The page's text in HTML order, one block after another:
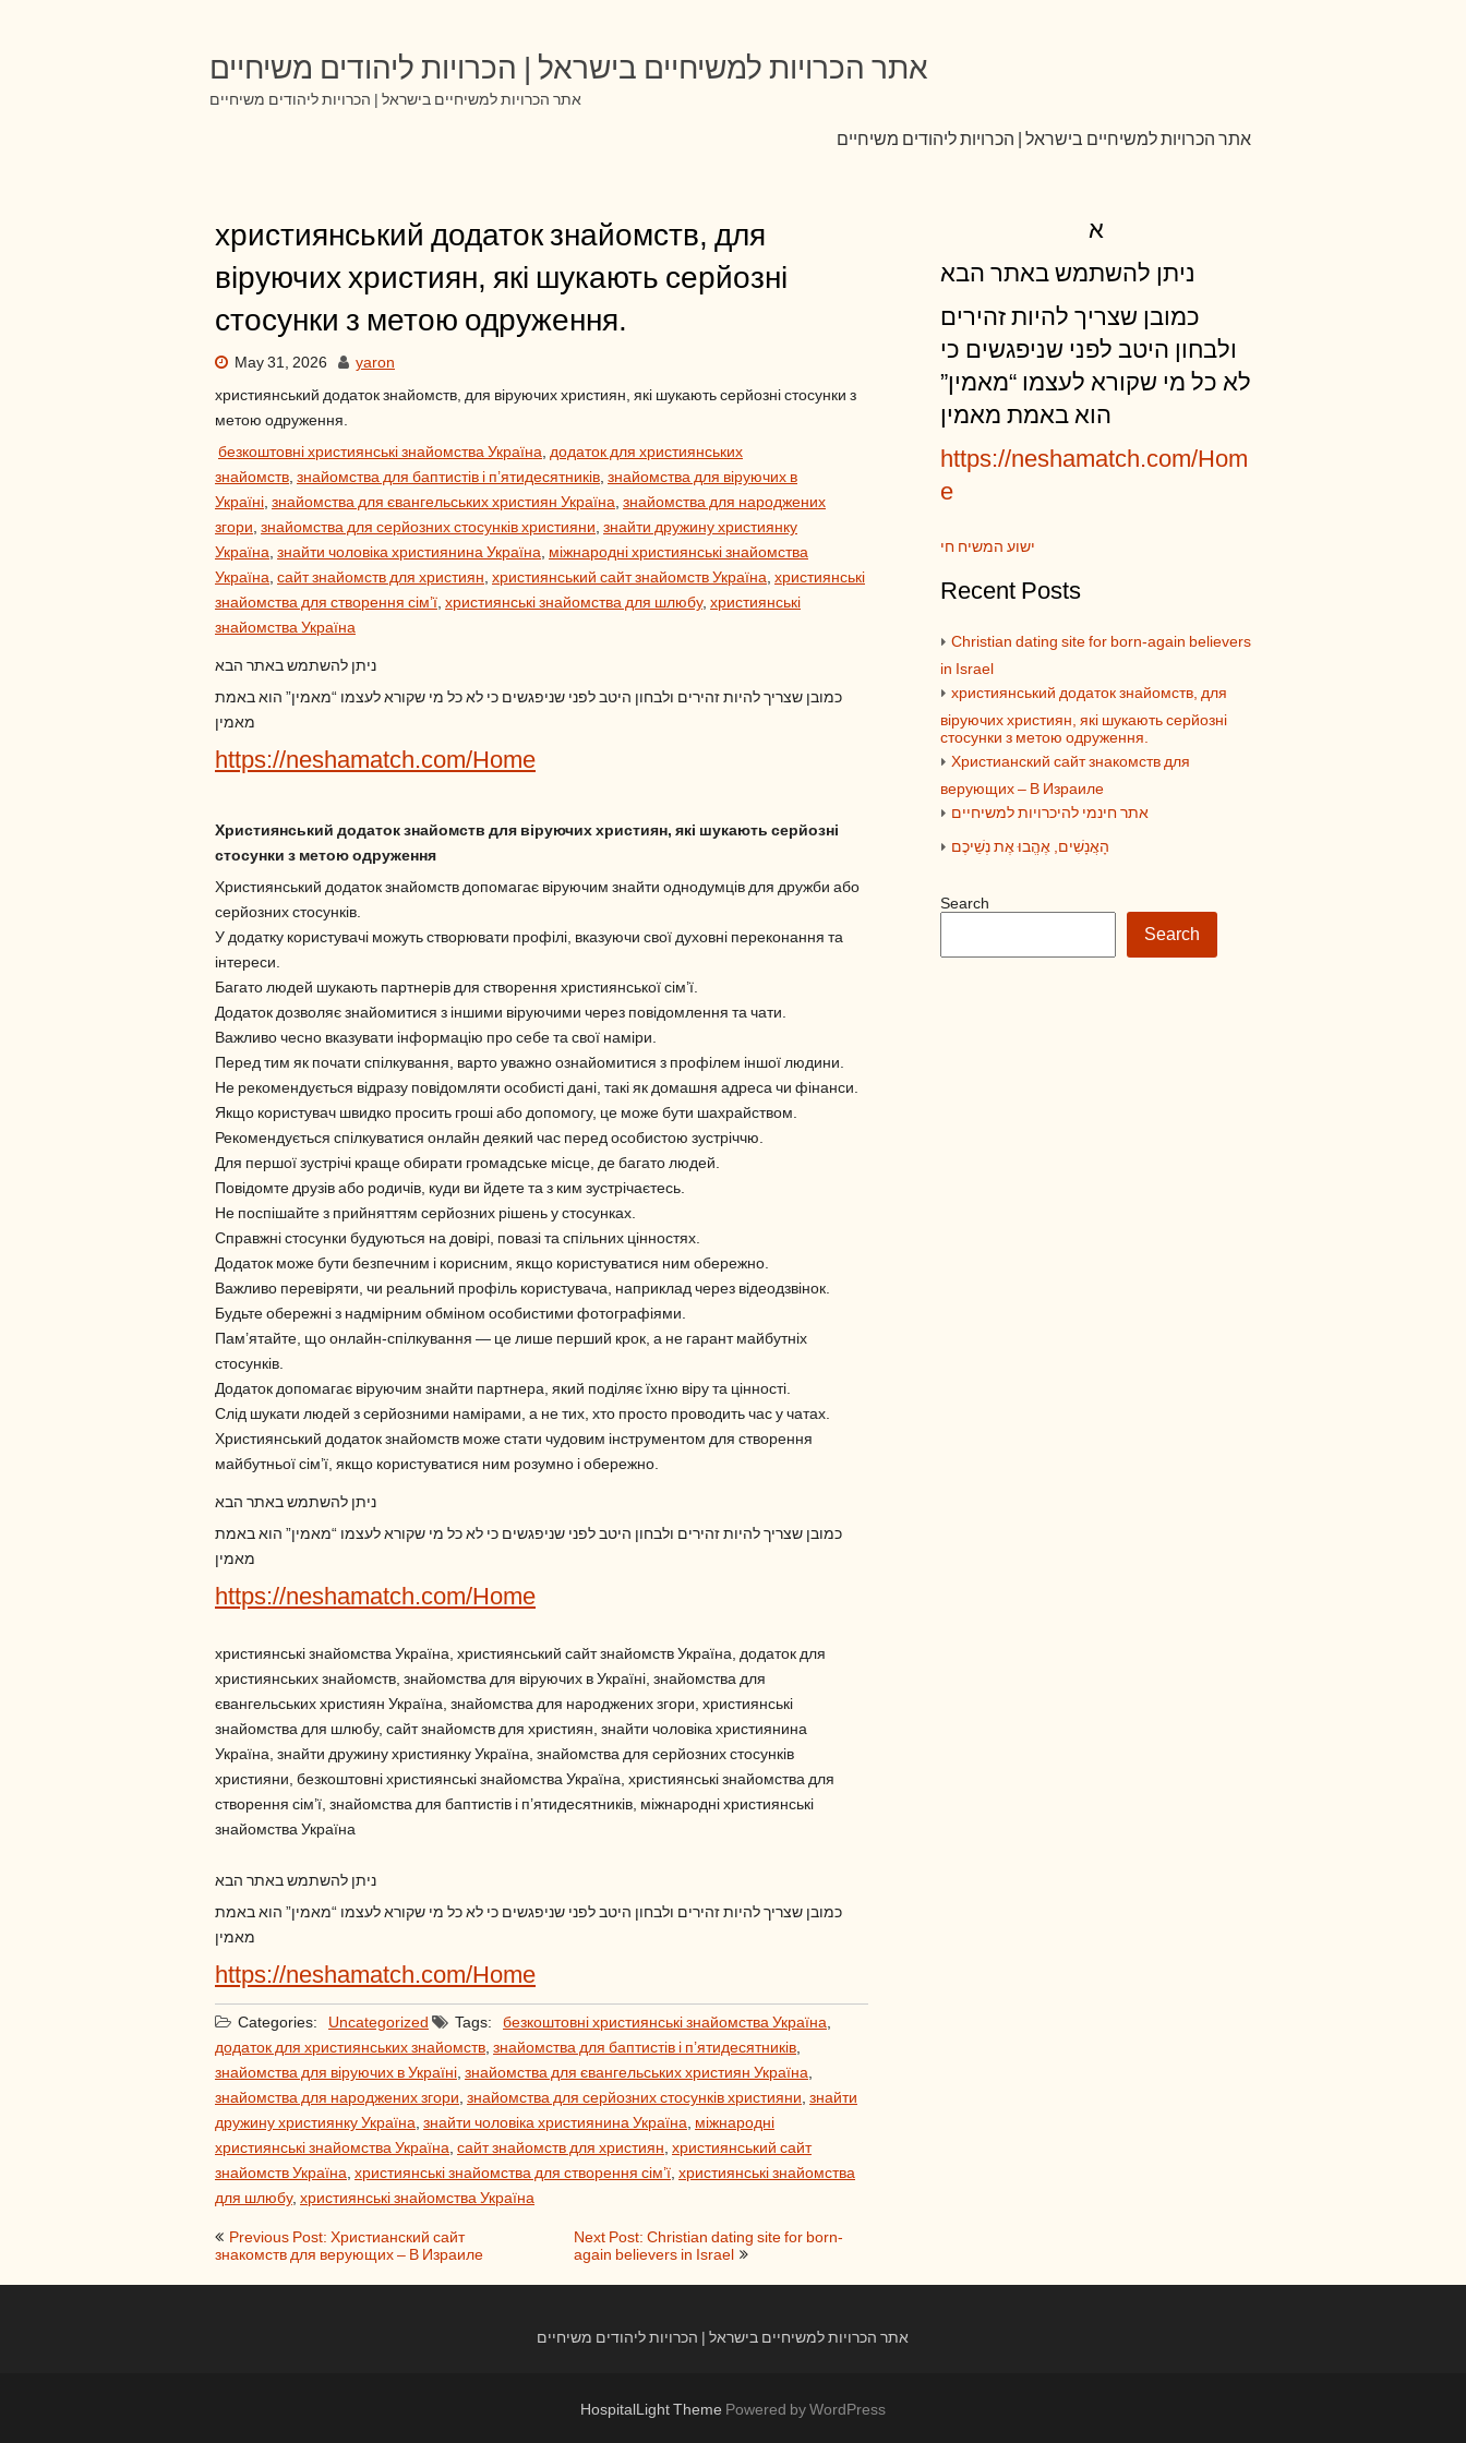
אתר הכרויות למשיחיים בישראל | הכרויות ליהודים משיחיים
אתר הכרויות למשיחיים בישראל | הכרויות ליהודים משיחיים
אתר הכרויות למשיחיים בישראל | הכרויות ליהודים משיחיים
християнський додаток знайомств, для
віруючих християн, які шукають серйозні
стосунки з метою одруження.
May 31, 2026 yaron
християнський додаток знайомств, для віруючих християн, які шукають серйозні стосунки з
метою одруження.
безкоштовні християнські знайомства Україна, додаток для християнських
знайомств, знайомства для баптистів і п’ятидесятників, знайомства для віруючих в
Україні, знайомства для євангельських християн Україна, знайомства для народжених
згори, знайомства для серйозних стосунків християни, знайти дружину християнку
Україна, знайти чоловіка християнина Україна, міжнародні християнські знайомства
Україна, сайт знайомств для християн, християнський сайт знайомств Україна, християнські
знайомства для створення сім’ї, християнські знайомства для шлюбу, християнські
знайомства Україна
ניתן להשתמש באתר הבא
כמובן שצריך להיות זהירים ולבחון היטב לפני שניפגשים כי לא כל מי שקורא לעצמו “מאמין” הוא באמת
מאמין
https://neshamatch.com/Home
Християнський додаток знайомств для віруючих християн, які шукають серйозні
стосунки з метою одруження
Християнський додаток знайомств допомагає віруючим знайти однодумців для дружби або
серйозних стосунків.
У додатку користувачі можуть створювати профілі, вказуючи свої духовні переконання та
інтереси.
Багато людей шукають партнерів для створення християнської сім’ї.
Додаток дозволяє знайомитися з іншими віруючими через повідомлення та чати.
Важливо чесно вказувати інформацію про себе та свої наміри.
Перед тим як почати спілкування, варто уважно ознайомитися з профілем іншої людини.
Не рекомендується відразу повідомляти особисті дані, такі як домашня адреса чи фінанси.
Якщо користувач швидко просить гроші або допомогу, це може бути шахрайством.
Рекомендується спілкуватися онлайн деякий час перед особистою зустріччю.
Для першої зустрічі краще обирати громадське місце, де багато людей.
Повідомте друзів або родичів, куди ви йдете та з ким зустрічаєтесь.
Не поспішайте з прийняттям серйозних рішень у стосунках.
Справжні стосунки будуються на довірі, повазі та спільних цінностях.
Додаток може бути безпечним і корисним, якщо користуватися ним обережно.
Важливо перевіряти, чи реальний профіль користувача, наприклад через відеодзвінок.
Будьте обережні з надмірним обміном особистими фотографіями.
Пам’ятайте, що онлайн-спілкування — це лише перший крок, а не гарант майбутніх
стосунків.
Додаток допомагає віруючим знайти партнера, який поділяє їхню віру та цінності.
Слід шукати людей з серйозними намірами, а не тих, хто просто проводить час у чатах.
Християнський додаток знайомств може стати чудовим інструментом для створення
майбутньої сім’ї, якщо користуватися ним розумно і обережно.
ניתן להשתמש באתר הבא
כמובן שצריך להיות זהירים ולבחון היטב לפני שניפגשים כי לא כל מי שקורא לעצמו “מאמין” הוא באמת
מאמין
https://neshamatch.com/Home
християнські знайомства Україна, християнський сайт знайомств Україна, додаток для
християнських знайомств, знайомства для віруючих в Україні, знайомства для
євангельських християн Україна, знайомства для народжених згори, християнські
знайомства для шлюбу, сайт знайомств для християн, знайти чоловіка християнина
Україна, знайти дружину християнку Україна, знайомства для серйозних стосунків
християни, безкоштовні християнські знайомства Україна, християнські знайомства для
створення сім’ї, знайомства для баптистів і п’ятидесятників, міжнародні християнські
знайомства Україна
ניתן להשתמש באתר הבא
כמובן שצריך להיות זהירים ולבחון היטב לפני שניפגשים כי לא כל מי שקורא לעצמו “מאמין” הוא באמת
מאמין
https://neshamatch.com/Home
Categories: Uncategorized Tags: безкоштовні християнські знайомства Україна,
додаток для християнських знайомств, знайомства для баптистів і п’ятидесятників,
знайомства для віруючих в Україні, знайомства для євангельських християн Україна,
знайомства для народжених згори, знайомства для серйозних стосунків християни, знайти
дружину християнку Україна, знайти чоловіка християнина Україна, міжнародні
християнські знайомства Україна, сайт знайомств для християн, християнський сайт
знайомств Україна, християнські знайомства для створення сім’ї, християнські знайомства
для шлюбу, християнські знайомства Україна
Post
navigation
Previous Post: Христианский сайт
знакомств для верующих – В Израиле
Next Post: Christian dating site for born-
again believers in Israel
א
ניתן להשתמש באתר הבא
כמובן שצריך להיות זהירים
ולבחון היטב לפני שניפגשים כי
לא כל מי שקורא לעצמו “מאמין”
הוא באמת מאמין
https://neshamatch.com/Hom
e
ישוע המשיח חי
Recent Posts
Christian dating site for born-again believers
in Israel
християнський додаток знайомств, для
віруючих християн, які шукають серйозні
стосунки з метою одруження.
Христианский сайт знакомств для
верующих – В Израиле
אתר חינמי להיכרויות למשיחיים
הָאֲנָשִׁים, אֶהֱבוּ אֶת נְשֵׁיכֶם
Search
Search
אתר הכרויות למשיחיים בישראל | הכרויות ליהודים משיחיים
HospitalLight Theme Powered by WordPress